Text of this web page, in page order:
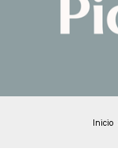
Inicio